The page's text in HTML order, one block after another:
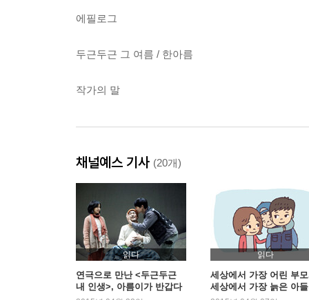
에필로그
두근두근 그 여름 / 한아름
작가의 말
채널예스 기사 (20개)
읽다
연극으로 만난 <두근두근
내 인생>, 아름이가 반갑다
읽다
세상에서 가장 어린 부
세상에서 가장 늙은 아